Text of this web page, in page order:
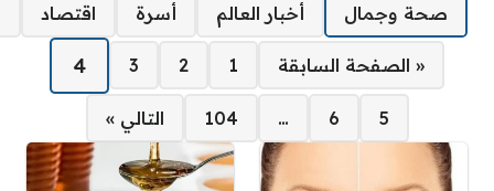
أخبار العالم أسرة اقتصاد
صحة وجمال
صفحات:
« الصفحة السابقة 1
2
3
4
5
6
…
104 التالي »